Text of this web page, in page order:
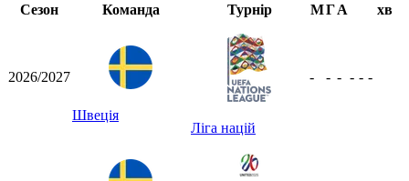
Сезон
Команда Турнір МГА хв
2026/2027
Швеція
Ліга націй
- - - - - -